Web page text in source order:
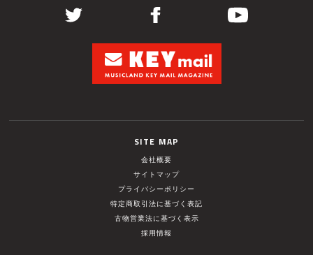
SITE MAP
会社概要
サイトマップ
プライバシーポリシー
特定商取引法に基づく表記
古物営業法に基づく表示
採用情報